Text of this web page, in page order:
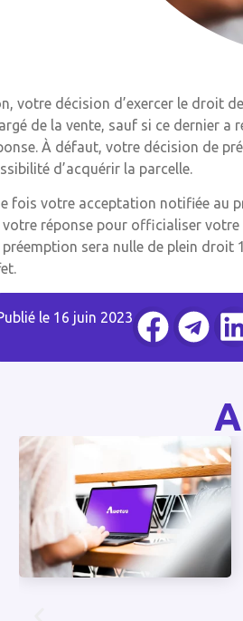
votre décision d’exercer le droit
de la vente, sauf si ce dernier
À défaut, votre décision de
d’acquérir la parcelle.
fois votre acceptation notifiée au
votre réponse pour officialiser votre
préemption sera nulle de plein droit
le 16 juin 2023